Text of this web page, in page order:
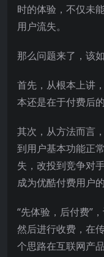
时的体验，不仅未
用户流失。
那么问题来了，该
首先，从根本上讲
本还是在于付费后
其次，从方法而言
到用户基本功能正
失，改投到竞争对
成为优酷付费用户
“先体验，后付费”
然后进行收费，在
个思路在互联网产